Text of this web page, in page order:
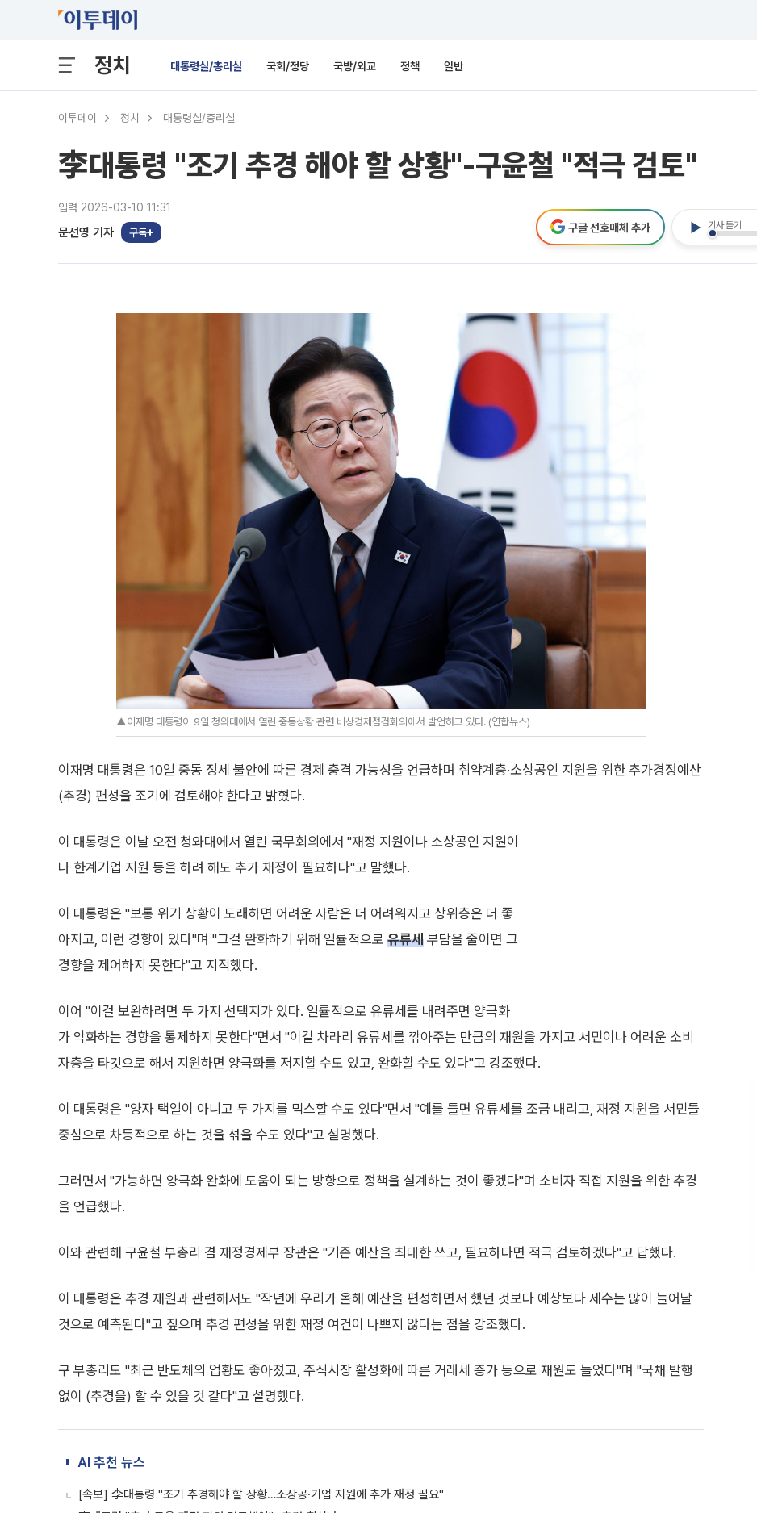
정치 대통령실/총리실 국회/정당 국방/외교 정책 일반
이투데이 정치 대통령실/총리실
李대통령 "조기 추경 해야 할 상황"-구윤철 "적극 검토"
입력 2026-03-10 11:31
문선영 기자 구독
기사 듣기
구글 선호매체 추가
▲이재명 대통령이 9일 청와대에서 열린 중동상황 관련 비상경제점검회의에서 발언하고 있다. (연합뉴스)
이재명 대통령은 10일 중동 정세 불안에 따른 경제 충격 가능성을 언급하며 취약계층·소상공인 지원을 위한 추가경정예산
(추경) 편성을 조기에 검토해야 한다고 밝혔다.
이 대통령은 이날 오전 청와대에서 열린 국무회의에서 "재정 지원이나 소상공인 지원이
나 한계기업 지원 등을 하려 해도 추가 재정이 필요하다"고 말했다.
이 대통령은 "보통 위기 상황이 도래하면 어려운 사람은 더 어려워지고 상위층은 더 좋
아지고, 이런 경향이 있다"며 "그걸 완화하기 위해 일률적으로 유류세 부담을 줄이면 그
경향을 제어하지 못한다"고 지적했다.
이어 "이걸 보완하려면 두 가지 선택지가 있다. 일률적으로 유류세를 내려주면 양극화
가 악화하는 경향을 통제하지 못한다"면서 "이걸 차라리 유류세를 깎아주는 만큼의 재원을 가지고 서민이나 어려운 소비
자층을 타깃으로 해서 지원하면 양극화를 저지할 수도 있고, 완화할 수도 있다"고 강조했다.
이 대통령은 "양자 택일이 아니고 두 가지를 믹스할 수도 있다"면서 "예를 들면 유류세를 조금 내리고, 재정 지원을 서민들
중심으로 차등적으로 하는 것을 섞을 수도 있다"고 설명했다.
그러면서 "가능하면 양극화 완화에 도움이 되는 방향으로 정책을 설계하는 것이 좋겠다"며 소비자 직접 지원을 위한 추경
을 언급했다.
이와 관련해 구윤철 부총리 겸 재정경제부 장관은 "기존 예산을 최대한 쓰고, 필요하다면 적극 검토하겠다"고 답했다.
이 대통령은 추경 재원과 관련해서도 "작년에 우리가 올해 예산을 편성하면서 했던 것보다 예상보다 세수는 많이 늘어날
것으로 예측된다"고 짚으며 추경 편성을 위한 재정 여건이 나쁘지 않다는 점을 강조했다.
구 부총리도 "최근 반도체의 업황도 좋아졌고, 주식시장 활성화에 따른 거래세 증가 등으로 재원도 늘었다"며 "국채 발행
없이 (추경을) 할 수 있을 것 같다"고 설명했다.
AI 추천 뉴스
[속보] 李대통령 "조기 추경해야 할 상황…소상공·기업 지원에 추가 재정 필요"